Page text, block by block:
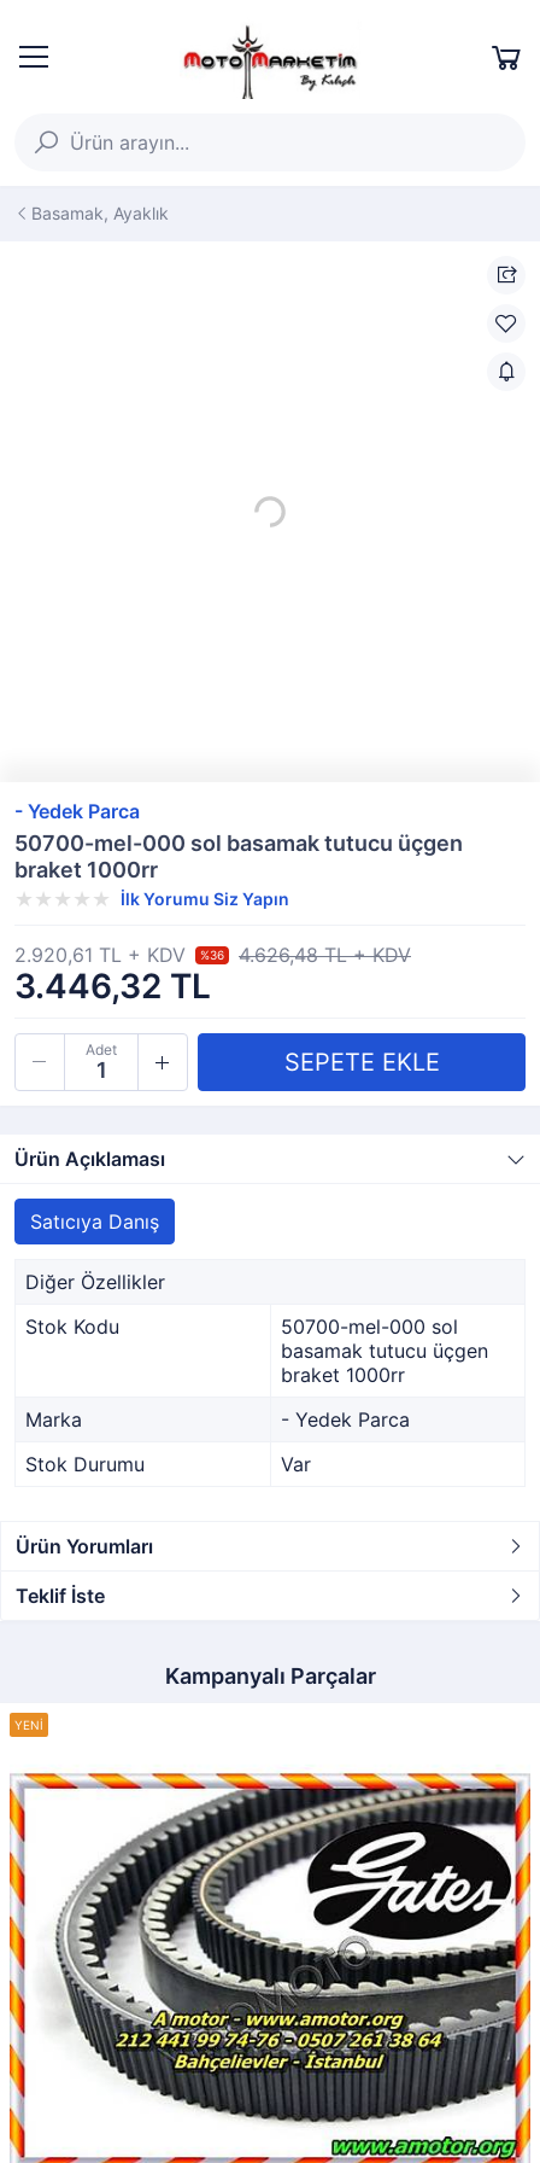
Basamak, Ayaklık
- Yedek Parca
50700-mel-000 sol basamak tutucu üçgen
braket 1000rr
İlk Yorumu Siz Yapın
3.446,32 TL
2.920,61 TL + KDV %36 4.626,48 TL + KDV
Adet
Ürün Açıklaması
Satıcıya Danış
Diğer Özellikler
Stok Kodu
50700-mel-000 sol
basamak tutucu üçgen
braket 1000rr
Marka
- Yedek Parca
Stok Durumu
Var
Ürün Yorumları
Teklif İste
Kampanyalı Parçalar